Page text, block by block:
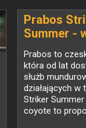
Prabos
Summer -
Prabos to
która od lat
służb
działających w
Striker
coyote to